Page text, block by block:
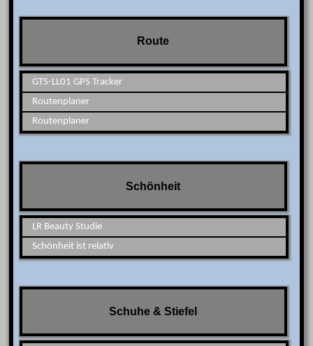
Route
GTS-LL01 GPS Tracker
Routenplaner
Routenplaner
Schönheit
LR Beauty Studie
Schönheit ist relativ
Schuhe & Stiefel